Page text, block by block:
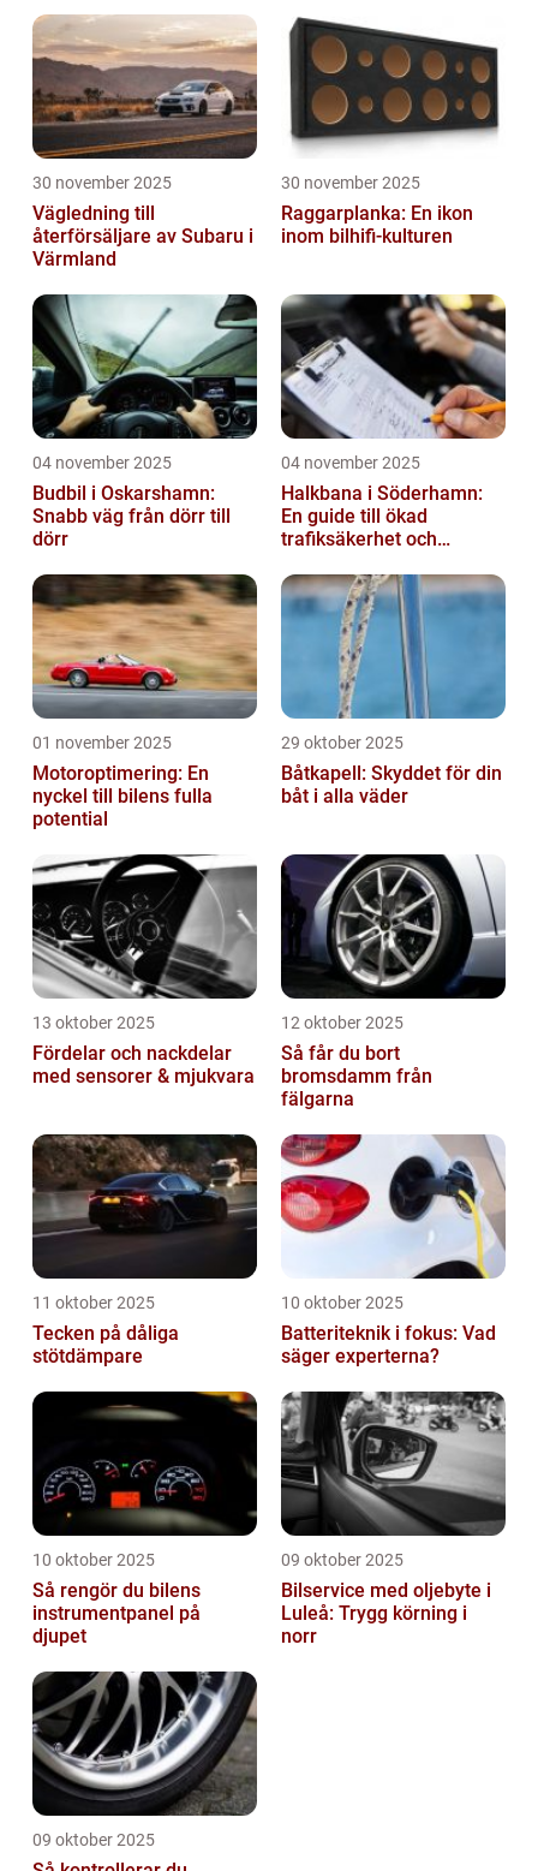
30 november 2025
Vägledning till
återförsäljare av Subaru i
Värmland
30 november 2025
Raggarplanka: En ikon
inom bilhifi-kulturen
04 november 2025
Budbil i Oskarshamn:
Snabb väg från dörr till
dörr
04 november 2025
Halkbana i Söderhamn:
En guide till ökad
trafiksäkerhet och
01 november 2025
Motoroptimering: En
nyckel till bilens fulla
potential
29 oktober 2025
Båtkapell: Skyddet för din
båt i alla väder
13 oktober 2025
Fördelar och nackdelar
med sensorer & mjukvara
12 oktober 2025
Så får du bort
bromsdamm från
fälgarna
11 oktober 2025
Tecken på dåliga
stötdämpare
10 oktober 2025
Batteriteknik i fokus: Vad
säger experterna?
10 oktober 2025
Så rengör du bilens
instrumentpanel på
djupet
09 oktober 2025
Bilservice med oljebyte i
Luleå: Trygg körning i
norr
09 oktober 2025